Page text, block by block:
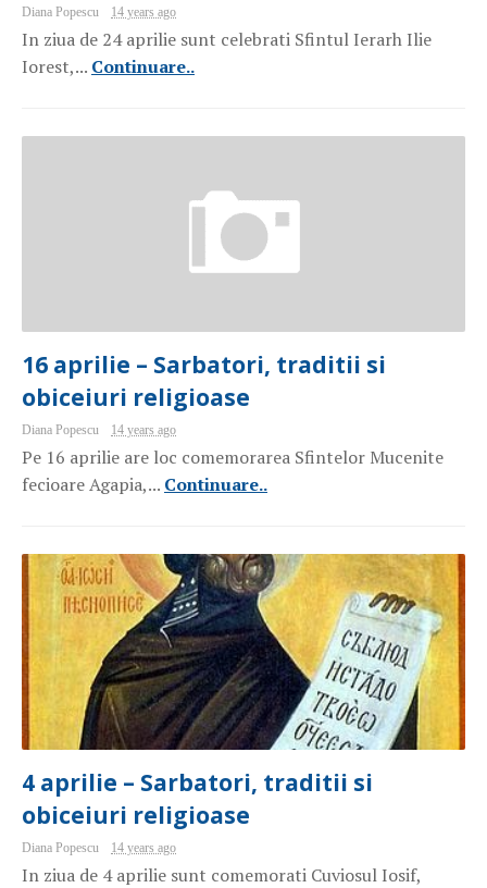
Diana Popescu 14 years ago
In ziua de 24 aprilie sunt celebrati Sfintul Ierarh Ilie
Iorest,... Continuare..
16 aprilie – Sarbatori, traditii si
obiceiuri religioase
Diana Popescu 14 years ago
Pe 16 aprilie are loc comemorarea Sfintelor Mucenite
fecioare Agapia,... Continuare..
4 aprilie – Sarbatori, traditii si
obiceiuri religioase
Diana Popescu 14 years ago
In ziua de 4 aprilie sunt comemorati Cuviosul Iosif,